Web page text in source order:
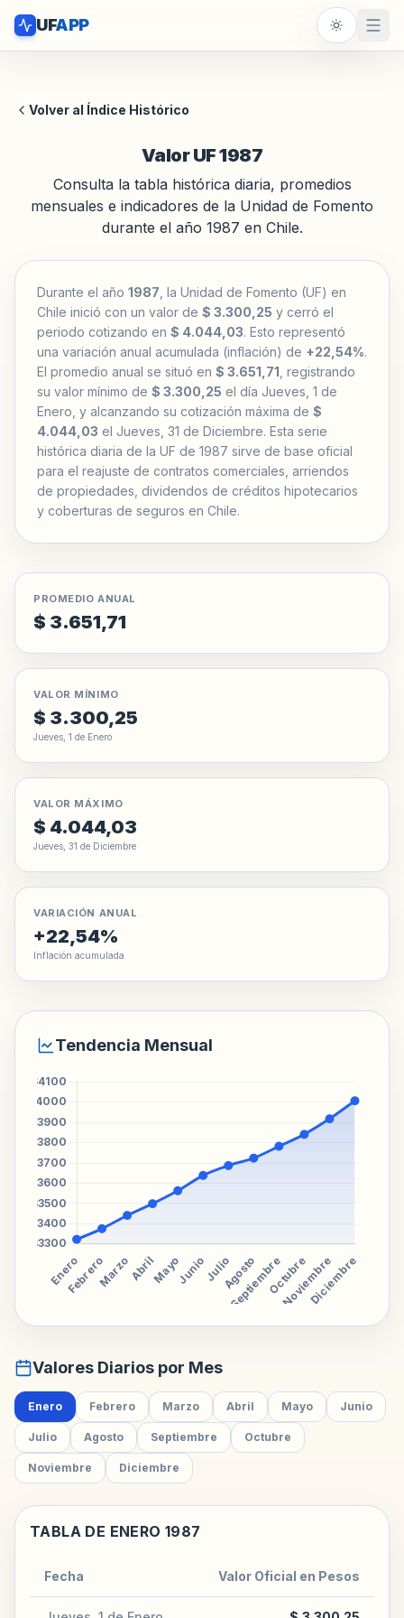
UFAPP
Volver al Índice Histórico
Valor UF 1987
Consulta la tabla histórica diaria, promedios
mensuales e indicadores de la Unidad de Fomento
durante el año 1987 en Chile.
Durante el año 1987 , la Unidad de Fomento (UF) en
Chile inició con un valor de $ 3.300,25 y cerró el
periodo cotizando en $ 4.044,03. Esto representó
una variación anual acumulada (inflación) de +22,54%.
El promedio anual se situó en $ 3.651,71 , registrando
su valor mínimo de $ 3.300,25 el día Jueves, 1 de
Enero, y alcanzando su cotización máxima de $
4.044,03 el Jueves, 31 de Diciembre. Esta serie
histórica diaria de la UF de 1987 sirve de base oficial
para el reajuste de contratos comerciales, arriendos
de propiedades, dividendos de créditos hipotecarios
y coberturas de seguros en Chile.
PROMEDIO ANUAL
$ 3.651,71
VALOR MÍNIMO
$ 3.300,25
Jueves, 1 de Enero
VALOR MÁXIMO
$ 4.044,03
Jueves, 31 de Diciembre
VARIACIÓN ANUAL
+22,54%
Inflación acumulada
Tendencia Mensual
Valores Diarios por Mes
Enero Febrero Marzo Abril Mayo Junio
Julio Agosto Septiembre Octubre
Noviembre Diciembre
TABLA DE ENERO 1987
Fecha Valor Oficial en Pesos